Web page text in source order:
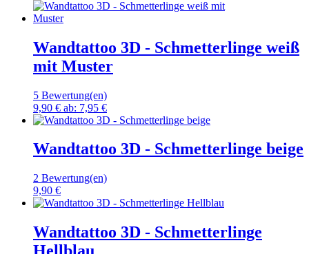
Wandtattoo 3D - Schmetterlinge weiß
mit Muster
5 Bewertung(en)
9,90 € ab: 7,95 €
Wandtattoo 3D - Schmetterlinge beige
2 Bewertung(en)
9,90 €
Wandtattoo 3D - Schmetterlinge